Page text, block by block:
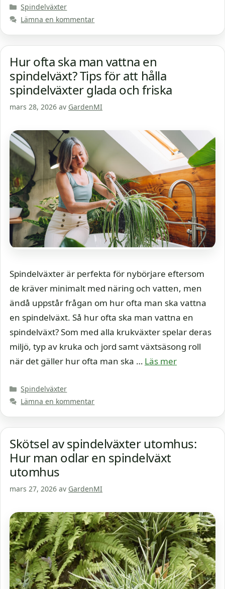
Kategorier
Spindelväxter
Lämna en kommentar
Hur ofta ska man vattna en
spindelväxt? Tips för att hålla
spindelväxter glada och friska
mars 28, 2026 av GardenMI
Spindelväxter är perfekta för nybörjare eftersom
de kräver minimalt med näring och vatten, men
ändå uppstår frågan om hur ofta man ska vattna
en spindelväxt. Så hur ofta ska man vattna en
spindelväxt? Som med alla krukväxter spelar deras
miljö, typ av kruka och jord samt växtsäsong roll
när det gäller hur ofta man ska … Läs mer
Kategorier
Spindelväxter
Lämna en kommentar
Skötsel av spindelväxter utomhus:
Hur man odlar en spindelväxt
utomhus
mars 27, 2026 av GardenMI